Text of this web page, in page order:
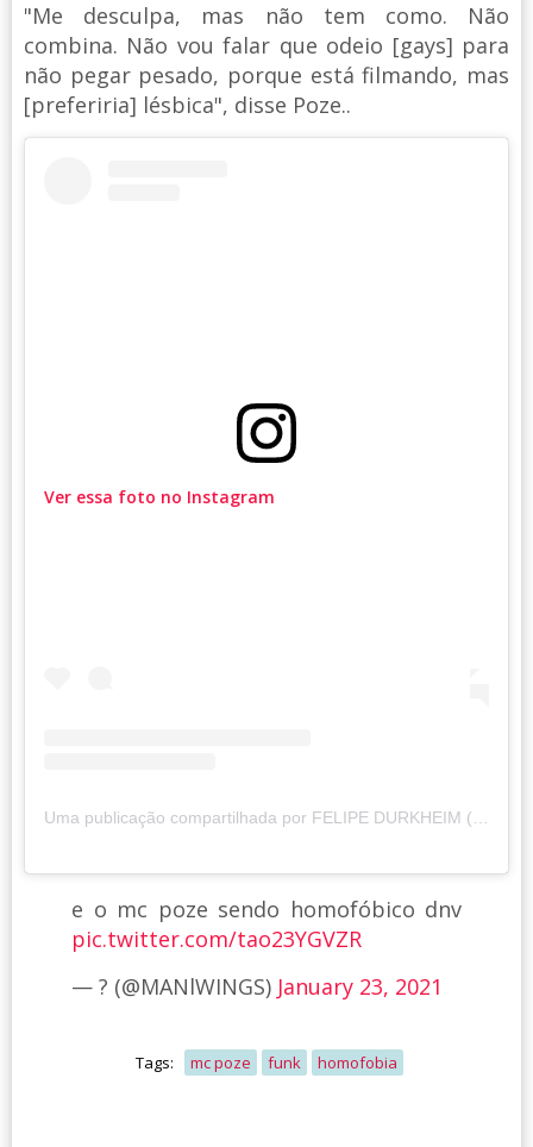
"Me desculpa, mas não tem como. Não
combina. Não vou falar que odeio [gays] para
não pegar pesado, porque está filmando, mas
[preferiria] lésbica", disse Poze..
Ver essa foto no Instagram
e o mc poze sendo homofóbico dnv
pic.twitter.com/tao23YGVZR
— ‏? (@MANlWINGS) January 23, 2021
Tags: mc poze funk homofobia